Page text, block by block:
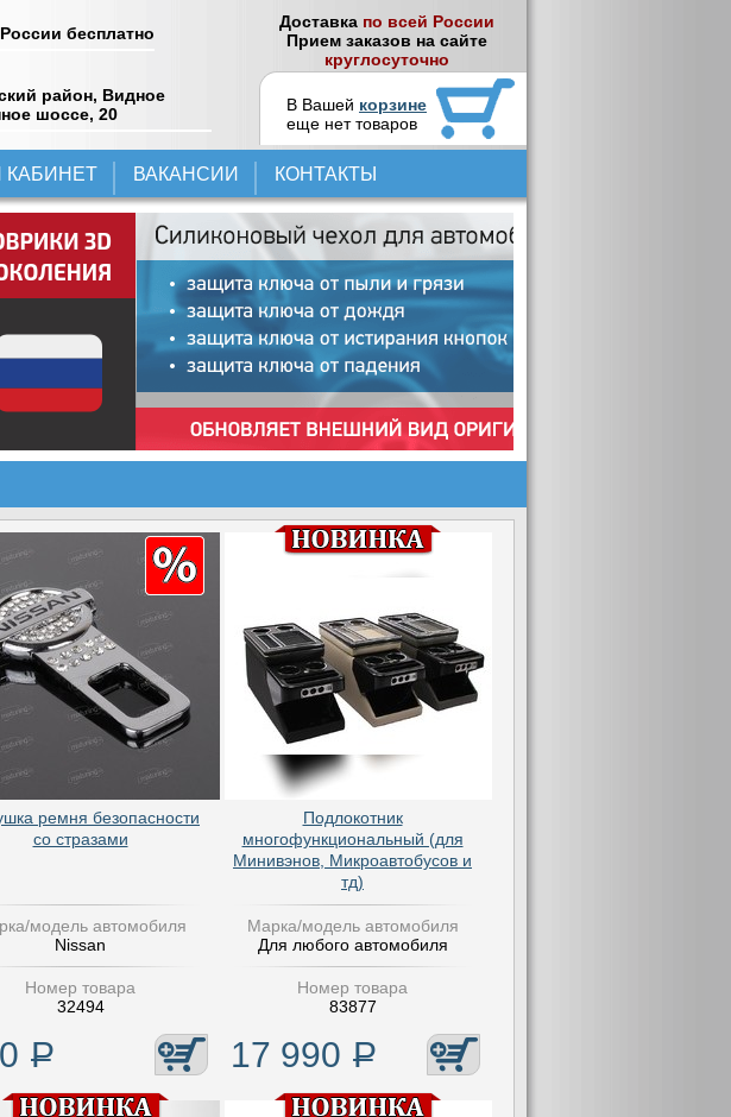
бесплатно
район, Видное
шоссе, 20
Доставка по всей России
Прием заказов на сайте
круглосуточно
В Вашей корзине
еще нет товаров
ВАКАНСИИ КОНТАКТЫ
ремня безопасности
со стразами
модель автомобиля
Nissan
Номер товара
32494
Р
Подлокотник
многофункциональный (для
Минивэнов, Микроавтобусов и
тд)
Марка/модель автомобиля
Для любого автомобиля
Номер товара
83877
17 990 Р